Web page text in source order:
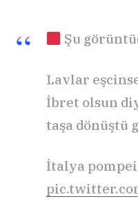
Şu
Lavlar
İbret olsun
taşa dönüştü
İtalya pompei